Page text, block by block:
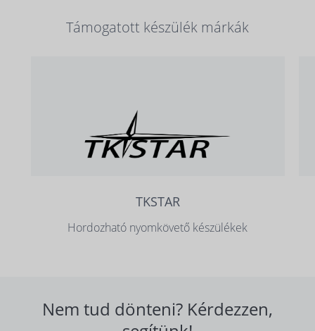
Támogatott készülék márkák
TKSTAR
Hordozható nyomkövető készülékek
Nem tud dönteni? Kérdezzen,